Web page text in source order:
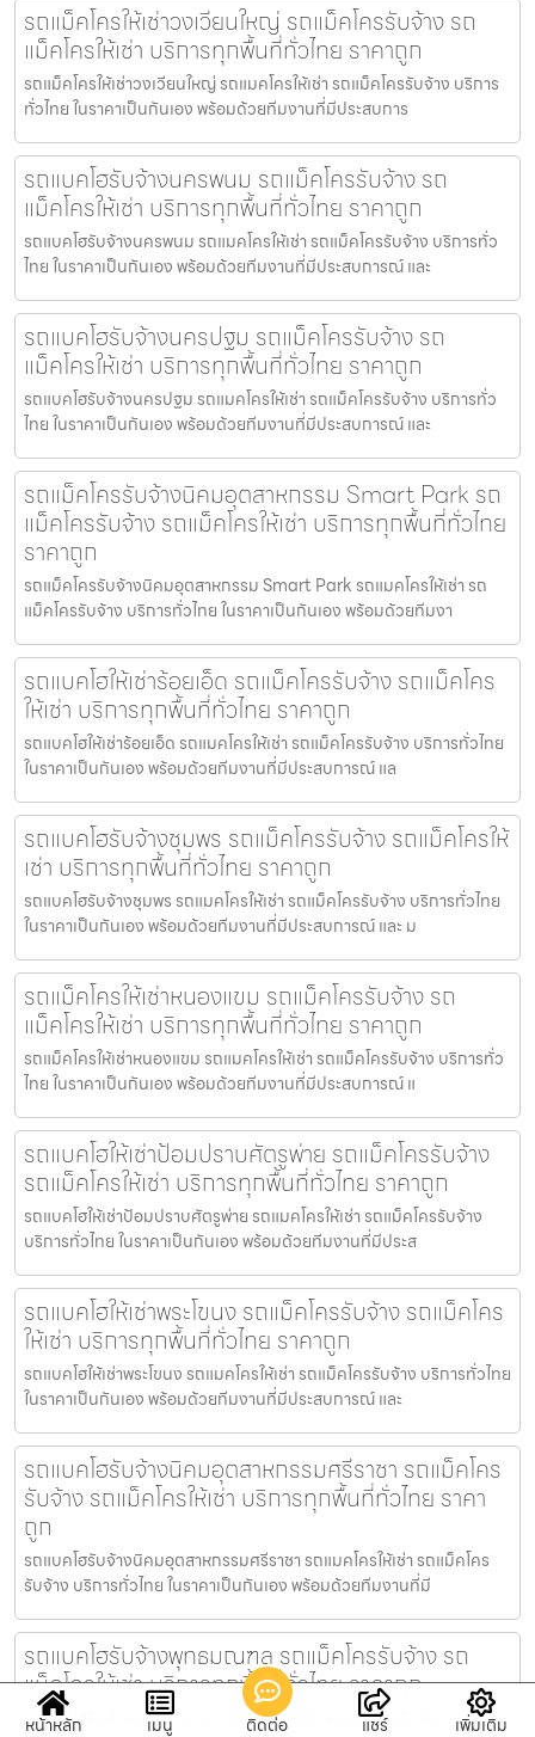
รถแม็คโครให้เช่าวงเวียนใหญ่ รถแม็คโครรับจ้าง รถ
แม็คโครให้เช่า บริการทุกพื้นที่ทั่วไทย ราคาถูก
รถแม็คโครให้เช่าวงเวียนใหญ่ รถแมคโครให้เช่า รถแม็คโครรับจ้าง บริการ
ทั่วไทย ในราคาเป็นกันเอง พร้อมด้วยทีมงานที่มีประสบการ
รถแบคโฮรับจ้างนครพนม รถแม็คโครรับจ้าง รถ
แม็คโครให้เช่า บริการทุกพื้นที่ทั่วไทย ราคาถูก
รถแบคโฮรับจ้างนครพนม รถแมคโครให้เช่า รถแม็คโครรับจ้าง บริการทั่ว
ไทย ในราคาเป็นกันเอง พร้อมด้วยทีมงานที่มีประสบการณ์ และ
รถแบคโฮรับจ้างนครปฐม รถแม็คโครรับจ้าง รถ
แม็คโครให้เช่า บริการทุกพื้นที่ทั่วไทย ราคาถูก
รถแบคโฮรับจ้างนครปฐม รถแมคโครให้เช่า รถแม็คโครรับจ้าง บริการทั่ว
ไทย ในราคาเป็นกันเอง พร้อมด้วยทีมงานที่มีประสบการณ์ และ
รถแม็คโครรับจ้างนิคมอุตสาหกรรม Smart Park รถ
แม็คโครรับจ้าง รถแม็คโครให้เช่า บริการทุกพื้นที่ทั่วไทย
ราคาถูก
รถแม็คโครรับจ้างนิคมอุตสาหกรรม Smart Park รถแมคโครให้เช่า รถ
แม็คโครรับจ้าง บริการทั่วไทย ในราคาเป็นกันเอง พร้อมด้วยทีมงา
รถแบคโฮให้เช่าร้อยเอ็ด รถแม็คโครรับจ้าง รถแม็คโคร
ให้เช่า บริการทุกพื้นที่ทั่วไทย ราคาถูก
รถแบคโฮให้เช่าร้อยเอ็ด รถแมคโครให้เช่า รถแม็คโครรับจ้าง บริการทั่วไทย
ในราคาเป็นกันเอง พร้อมด้วยทีมงานที่มีประสบการณ์ แล
รถแบคโฮรับจ้างชุมพร รถแม็คโครรับจ้าง รถแม็คโครให้
เช่า บริการทุกพื้นที่ทั่วไทย ราคาถูก
รถแบคโฮรับจ้างชุมพร รถแมคโครให้เช่า รถแม็คโครรับจ้าง บริการทั่วไทย
ในราคาเป็นกันเอง พร้อมด้วยทีมงานที่มีประสบการณ์ และ ม
รถแม็คโครให้เช่าหนองแขม รถแม็คโครรับจ้าง รถ
แม็คโครให้เช่า บริการทุกพื้นที่ทั่วไทย ราคาถูก
รถแม็คโครให้เช่าหนองแขม รถแมคโครให้เช่า รถแม็คโครรับจ้าง บริการทั่ว
ไทย ในราคาเป็นกันเอง พร้อมด้วยทีมงานที่มีประสบการณ์ แ
รถแบคโฮให้เช่าป้อมปราบศัตรูพ่าย รถแม็คโครรับจ้าง
รถแม็คโครให้เช่า บริการทุกพื้นที่ทั่วไทย ราคาถูก
รถแบคโฮให้เช่าป้อมปราบศัตรูพ่าย รถแมคโครให้เช่า รถแม็คโครรับจ้าง
บริการทั่วไทย ในราคาเป็นกันเอง พร้อมด้วยทีมงานที่มีประส
รถแบคโฮให้เช่าพระโขนง รถแม็คโครรับจ้าง รถแม็คโคร
ให้เช่า บริการทุกพื้นที่ทั่วไทย ราคาถูก
รถแบคโฮให้เช่าพระโขนง รถแมคโครให้เช่า รถแม็คโครรับจ้าง บริการทั่วไทย
ในราคาเป็นกันเอง พร้อมด้วยทีมงานที่มีประสบการณ์ และ
รถแบคโฮรับจ้างนิคมอุตสาหกรรมศรีราชา รถแม็คโคร
รับจ้าง รถแม็คโครให้เช่า บริการทุกพื้นที่ทั่วไทย ราคา
ถูก
รถแบคโฮรับจ้างนิคมอุตสาหกรรมศรีราชา รถแมคโครให้เช่า รถแม็คโคร
รับจ้าง บริการทั่วไทย ในราคาเป็นกันเอง พร้อมด้วยทีมงานที่มี
รถแบคโฮรับจ้างพุทธมณฑล รถแม็คโครรับจ้าง รถ
แม็คโครให้เช่า บริการทุกพื้นที่ทั่วไทย ราคาถูก
รถแบคโฮรับจ้างพุทธมณฑล รถแมคโครให้เช่า รถแม็คโครรับจ้าง บริการ
หน้าหลัก เมนู ติดต่อ แชร์ เพิ่มเติม